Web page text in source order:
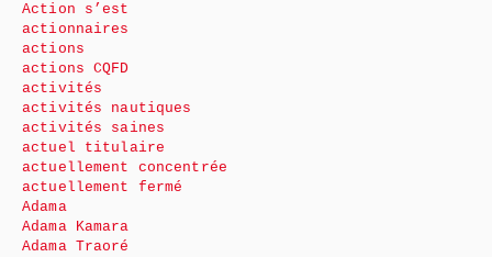
Action s’est
actionnaires
actions
actions CQFD
activités
activités nautiques
activités saines
actuel titulaire
actuellement concentrée
actuellement fermé
Adama
Adama Kamara
Adama Traoré